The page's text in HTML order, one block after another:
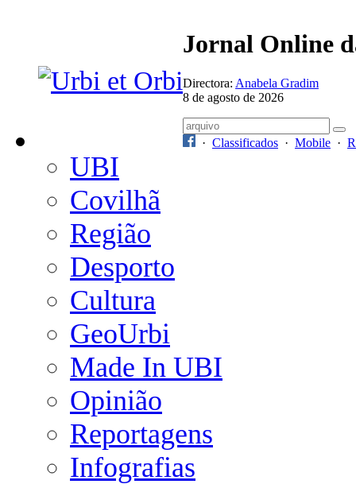
Jornal Online
Directora: Anabela Gradim
8 de agosto de 2026
· Classificados · Mobile ·
UBI
Covilhã
Região
Desporto
Cultura
GeoUrbi
Made In UBI
Opinião
Reportagens
Infografias